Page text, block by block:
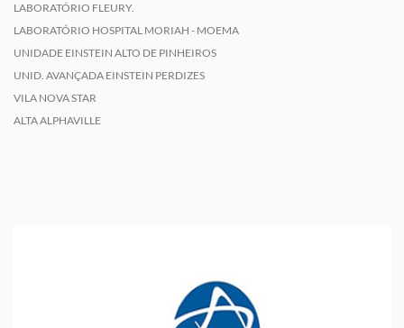
LABORATÓRIO FLEURY.
LABORATÓRIO HOSPITAL MORIAH - MOEMA
UNIDADE EINSTEIN ALTO DE PINHEIROS
UNID. AVANÇADA EINSTEIN PERDIZES
VILA NOVA STAR
ALTA ALPHAVILLE